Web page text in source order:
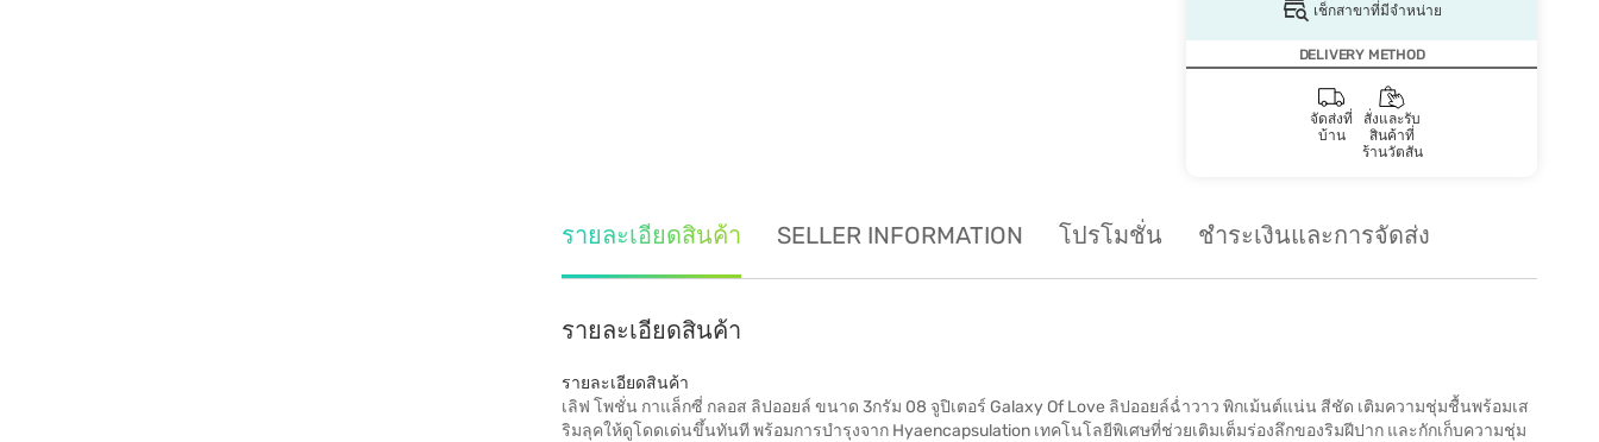
เช็กสาขาที่มีจำหน่าย
DELIVERY METHOD
จัดส่งที่
บ้าน
สั่งและรับ
สินค้าที่
ร้านวัตสัน
รายละเอียดสินค้า SELLER INFORMATION โปรโมชั่น ชำระเงินและการจัดส่ง
รายละเอียดสินค้า
รายละเอียดสินค้า
เลิฟ โพชั่น กาแล็กซี่ กลอส ลิปออยล์ ขนาด 3กรัม 08 จูปิเตอร์ Galaxy Of Love ลิปออยล์ฉ่ำวาว พิกเม้นต์แน่น สีชัด เติมความชุ่มชื้นพร้อมเส
ริมลุคให้ดูโดดเด่นขึ้นทันที พร้อมการบำรุงจาก Hyaencapsulation เทคโนโลยีพิเศษที่ช่วยเติมเต็มร่องลึกของริมฝีปาก และกักเก็บความชุ่ม